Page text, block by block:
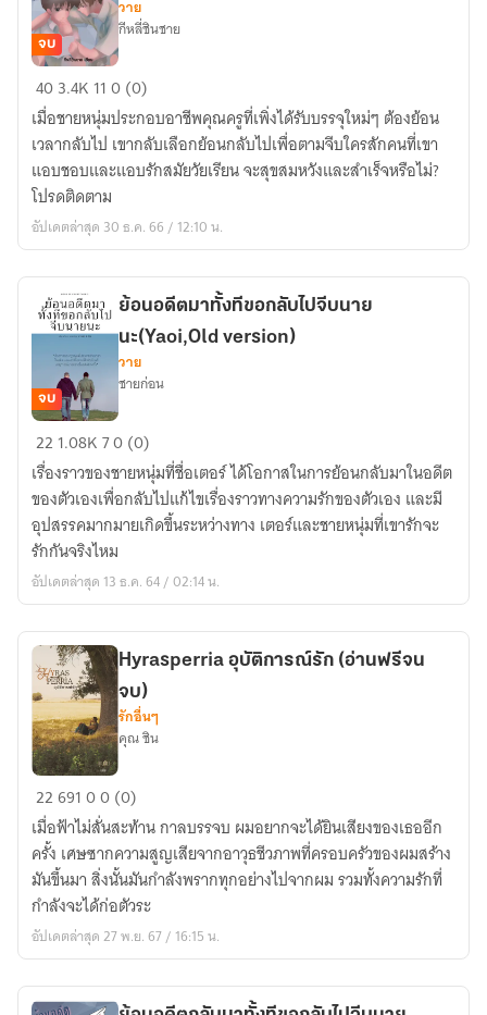
ย้อน
อดีต
กลับ
มา
ทั้งที
ขอก
ลับ
นาย
เล่ม
จบ
วาย
กีหลี่ชินชาย
403.4K 110 (0)
เมื่อชายหนุ่มประกอบอาชีพคุณครูที่เพิ่งได้รับบรรจุใหม่ๆ ต้องย้อน
เวลากลับไป เขากลับเลือกย้อนกลับไปเพื่อตามจีบใครสักคนที่เขา
แอบชอบและแอบรักสมัยวัยเรียน จะสุขสมหวังและสำเร็จหรือไม่?
โปรดติดตาม
อัปเดตล่าสุด 30 ธ.ค. 66 / 12:10 น.
ย้อน
อดีต
มา
ทั้งที
ขอก
ลับ
ไป
นาย
นะ(Yaoi,Old
version)
จบ
ย้อนอดีตมาทั้งทีขอกลับไปจีบนาย
นะ(Yaoi,Old version)
วาย
ชายก่อน
22 1.08K70 (0)
เรื่องราวของชายหนุ่มที่ชื่อเตอร์ ได้โอกาสในการย้อนกลับมาในอดีต
ของตัวเองเพื่อกลับไปแก้ไขเรื่องราวทางความรักของตัวเอง และมี
อุปสรรคมากมายเกิดขึ้นระหว่างทาง เตอร์และชายหนุ่มที่เขารักจะ
รักกันจริงไหม
อัปเดตล่าสุด 13 ธ.ค. 64 / 02:14 น.
Hyrasperria
อุบัติ
การณ์
รัก
(อ่าน
ฟรี
จนจบ)
Hyrasperria อุบัติการณ์รัก (อ่านฟรีจน
จบ)
รักอื่นๆ
คุณ ชิน
2269100 (0)
เมื่อฟ้าไม่สั่นสะท้าน กาลบรรจบ ผมอยากจะได้ยินเสียงของเธออีก
ครั้ง เศษซากความสูญเสียจากอาวุธชีวภาพที่ครอบครัวของผมสร้าง
มันขึ้นมา สิ่งนั้นมันกำลังพรากทุกอย่างไปจากผม รวมทั้งความรักที่
กำลังจะได้ก่อตัวระ
อัปเดตล่าสุด 27 พ.ย. 67 / 16:15 น.